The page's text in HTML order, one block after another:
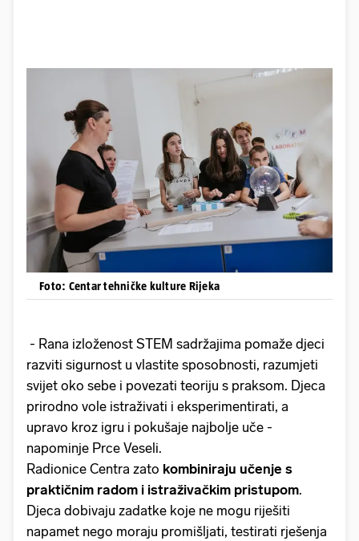
Foto: Centar tehničke kulture Rijeka
- Rana izloženost STEM sadržajima pomaže djeci
razviti sigurnost u vlastite sposobnosti, razumjeti
svijet oko sebe i povezati teoriju s praksom. Djeca
prirodno vole istraživati i eksperimentirati, a
upravo kroz igru i pokušaje najbolje uče -
napominje Prce Veseli.
Radionice Centra zato kombiniraju učenje s
praktičnim radom i istraživačkim pristupom.
Djeca dobivaju zadatke koje ne mogu riješiti
napamet nego moraju promišljati, testirati rješenja